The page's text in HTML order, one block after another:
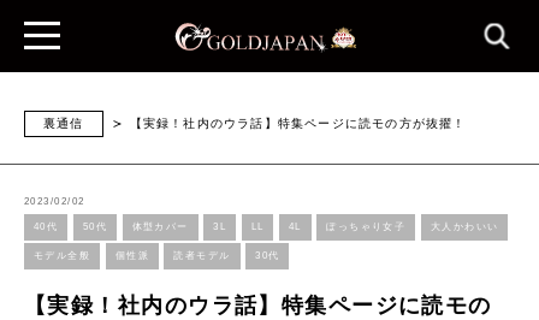
裏通信 【実録！社内のウラ話】特集ページに読モの方が抜擢！
2023/02/02
40代 50代 体型カバー 3L LL 4L ぽっちゃり女子 大人かわいい
モデル全般 個性派 読者モデル 30代
【実録！社内のウラ話】特集ページに読モの